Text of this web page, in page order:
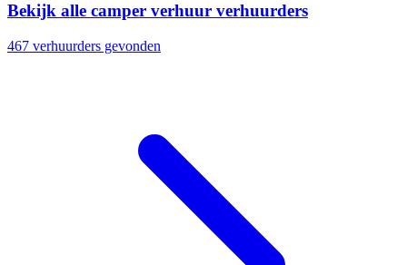
Bekijk alle camper verhuur verhuurders
467 verhuurders gevonden